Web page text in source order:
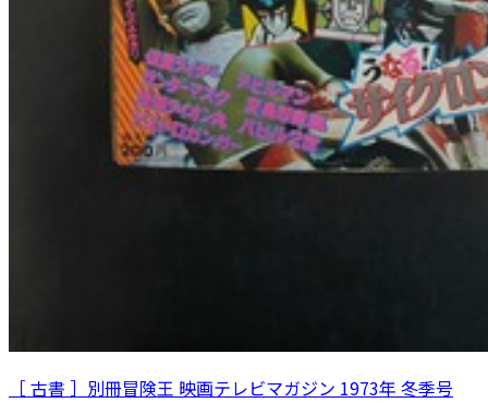
［ 古書 ］別冊冒険王 映画テレビマガジン 1973年 冬季号